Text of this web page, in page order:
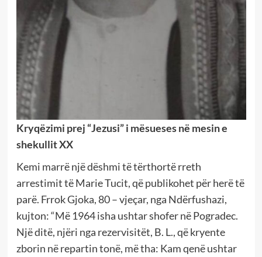
Kryqëzimi prej “Jezusi” i mësueses në mesin e
shekullit XX
Kemi marrë një dëshmi të tërthortë rreth
arrestimit të Marie Tucit, që publikohet për herë të
parë. Frrok Gjoka, 80 – vjeçar, nga Ndërfushazi,
kujton: “Më 1964 isha ushtar shofer në Pogradec.
Një ditë, njëri nga rezervisitët, B. L., që kryente
zborin në repartin tonë, më tha: Kam qenë ushtar